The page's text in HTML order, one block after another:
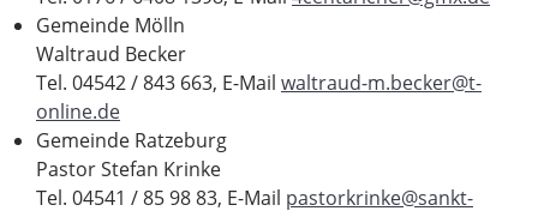
Gemeinde Mölln
Waltraud Becker
Tel. 04542 / 843 663, E-Mail waltraud-m.becker@t-
online.de
Gemeinde Ratzeburg
Pastor Stefan Krinke
Tel. 04541 / 85 98 83, E-Mail pastorkrinke@sankt-